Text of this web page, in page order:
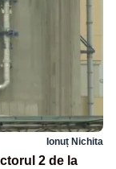
Ionuț Nichita
2 de la